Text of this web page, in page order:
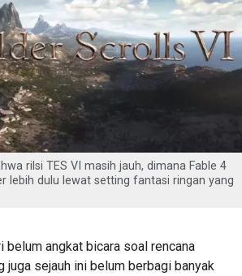
rilsi TES VI masih jauh, dimana Fable 4
lebih dulu lewat setting fantasi ringan yang
angkat bicara soal rencana
juga sejauh ini belum berbagi banyak